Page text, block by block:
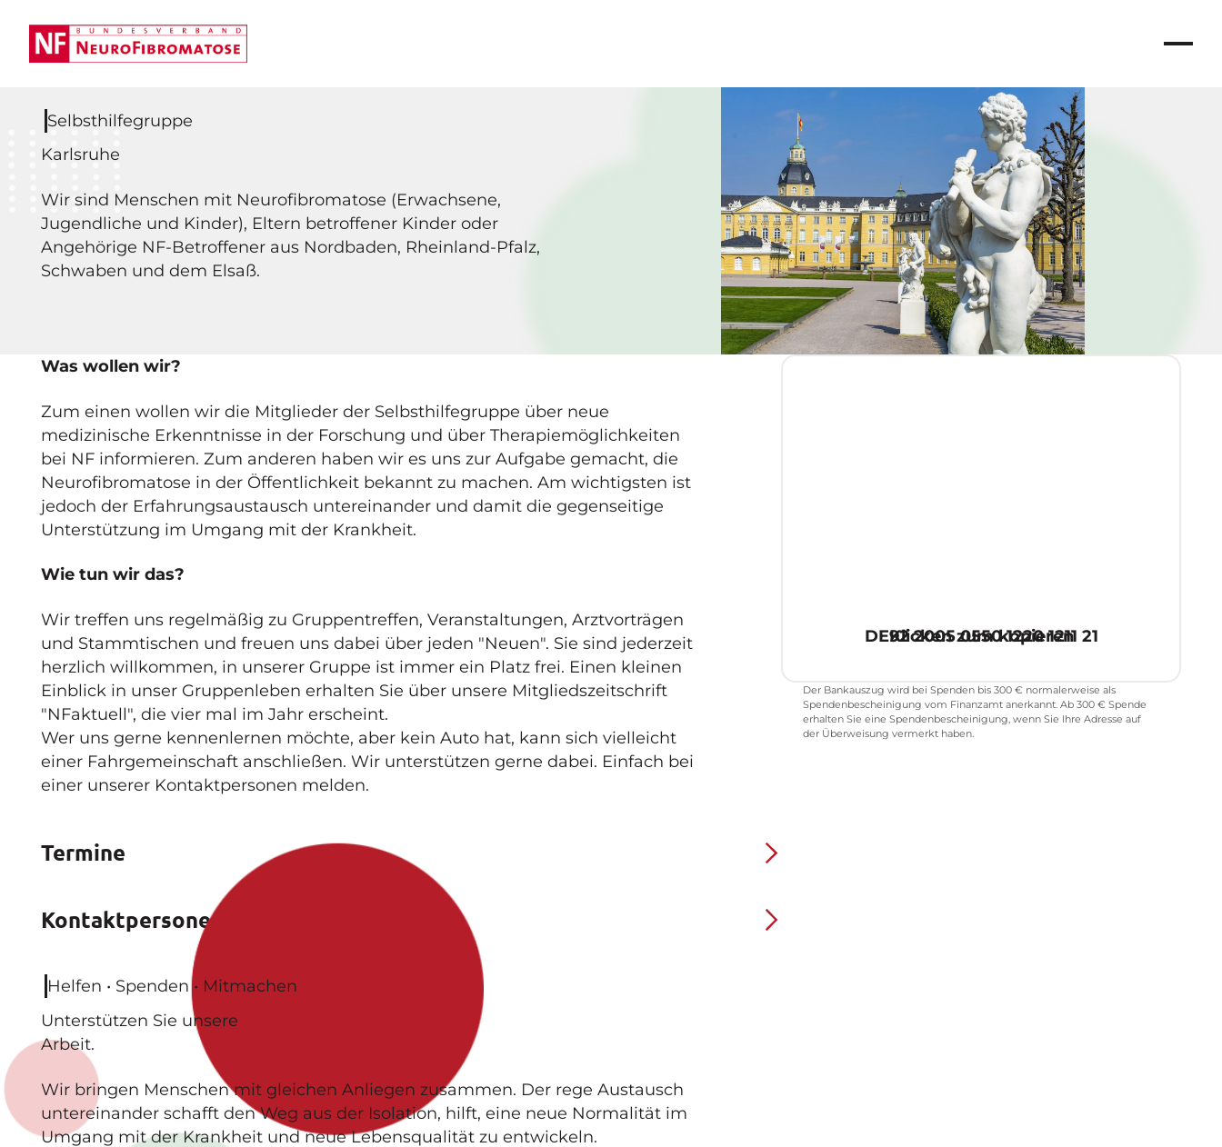
Selbsthilfegruppe
Karlsruhe
Wir sind Menschen mit Neurofibromatose (Erwachsene,
Jugendliche und Kinder), Eltern betroffener Kinder oder
Angehörige NF-Betroffener aus Nordbaden, Rheinland-Pfalz,
Schwaben und dem Elsaß.
Was wollen wir?
Zum einen wollen wir die Mitglieder der Selbsthilfegruppe über neue
medizinische Erkenntnisse in der Forschung und über Therapiemöglichkeiten
bei NF informieren. Zum anderen haben wir es uns zur Aufgabe gemacht, die
Neurofibromatose in der Öffentlichkeit bekannt zu machen. Am wichtigsten ist
jedoch der Erfahrungsaustausch untereinander und damit die gegenseitige
Unterstützung im Umgang mit der Krankheit.
Wie tun wir das?
Wir treffen uns regelmäßig zu Gruppentreffen, Veranstaltungen, Arztvorträgen
und Stammtischen und freuen uns dabei über jeden "Neuen". Sie sind jederzeit
herzlich willkommen, in unserer Gruppe ist immer ein Platz frei. Einen kleinen
Einblick in unser Gruppenleben erhalten Sie über unsere Mitgliedszeitschrift
"NFaktuell", die vier mal im Jahr erscheint.
Wer uns gerne kennenlernen möchte, aber kein Auto hat, kann sich vielleicht
einer Fahrgemeinschaft anschließen. Wir unterstützen gerne dabei. Einfach bei
einer unserer Kontaktpersonen melden.
Termine
Kontaktpersonen
DE92 2005 0550 1220 1211 21
Klicken zum kopieren
Der Bankauszug wird bei Spenden bis 300 € normalerweise als
Spendenbescheinigung vom Finanzamt anerkannt. Ab 300 € Spende
erhalten Sie eine Spendenbescheinigung, wenn Sie Ihre Adresse auf
der Überweisung vermerkt haben.
Helfen • Spenden • Mitmachen
Unterstützen Sie unsere
Arbeit.
Wir bringen Menschen mit gleichen Anliegen zusammen. Der rege Austausch
untereinander schafft den Weg aus der Isolation, hilft, eine neue Normalität im
Umgang mit der Krankheit und neue Lebensqualität zu entwickeln.